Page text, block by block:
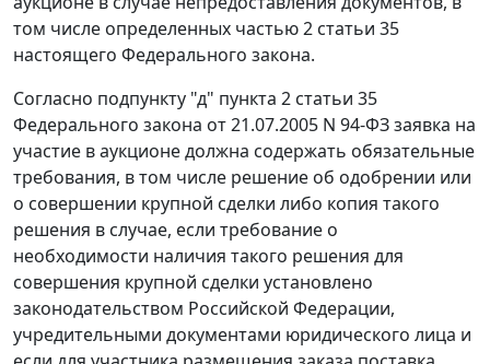
том числе определенных частью 2 статьи 35
настоящего Федерального закона.
Согласно подпункту "д" пункта 2 статьи 35
Федерального закона от 21.07.2005 N 94-ФЗ заявка на
участие в аукционе должна содержать обязательные
требования, в том числе решение об одобрении или
о совершении крупной сделки либо копия такого
решения в случае, если требование о
необходимости наличия такого решения для
совершения крупной сделки установлено
законодательством Российской Федерации,
учредительными документами юридического лица и